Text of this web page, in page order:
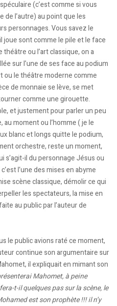
(c’est comme si vous
de l’autre) au point que les
personnages. Vous savez le
joue sont comme le pile et le face
théâtre ou l’art classique, on a
sur l’une de ses face au podium
ou le théâtre moderne comme
de monnaie se lève, se met
comme une girouette.
et justement pour parler un peu
moment ou l’homme ( je le
blanc et longs quitte le podium,
orchestre, reste un moment,
s’agit-il du personnage Jésus ou
l’une des mises en abyme
scène classique, démolir ce qui
les spectateurs, la mise en
au public par l’auteur de
le public avions raté ce moment,
continue son argumentaire sur
il expliquait en mimant son
Mahomet, à peine
t-il quelques pas sur la scène, le
est son prophète !!! il n’y